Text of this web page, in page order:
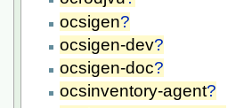
ocsigen?
ocsigen-dev?
ocsigen-doc?
ocsinventory-agent?